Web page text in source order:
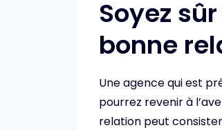
Soyez
bonne
Une agence qui est
pourrez revenir à
relation peut